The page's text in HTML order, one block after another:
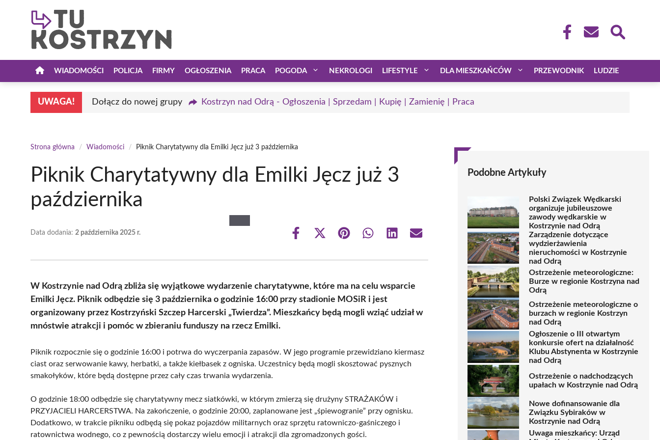
WIADOMOŚCI POLICJA FIRMY OGŁOSZENIA PRACA POGODA NEKROLOGI LIFESTYLE DLA MIESZKAŃCÓW PRZEWODNIK LUDZIE
UWAGA! Dołącz do nowej grupy Kostrzyn nad Odrą - Ogłoszenia | Sprzedam | Kupię | Zamienię | Praca
Strona główna / Wiadomości / Piknik Charytatywny dla Emilki Jęcz już 3 października
Piknik Charytatywny dla Emilki Jęcz już 3
października
Data dodania: 2 października 2025 r.
Share
Share
(Twitter)
Share Share Share Share
W Kostrzynie nad Odrą zbliża się wyjątkowe wydarzenie charytatywne, które ma na celu wsparcie
Emilki Jęcz. Piknik odbędzie się 3 października o godzinie 16:00 przy stadionie MOSiR i jest
organizowany przez Kostrzyński Szczep Harcerski „Twierdza”. Mieszkańcy będą mogli wziąć udział w
mnóstwie atrakcji i pomóc w zbieraniu funduszy na rzecz Emilki.
Piknik rozpocznie się o godzinie 16:00 i potrwa do wyczerpania zapasów. W jego programie przewidziano kiermasz
ciast oraz serwowanie kawy, herbatki, a także kiełbasek z ogniska. Uczestnicy będą mogli skosztować pysznych
smakołyków, które będą dostępne przez cały czas trwania wydarzenia.
O godzinie 18:00 odbędzie się charytatywny mecz siatkówki, w którym zmierzą się drużyny STRAŻAKÓW i
PRZYJACIELI HARCERSTWA. Na zakończenie, o godzinie 20:00, zaplanowane jest „śpiewogranie” przy ognisku.
Dodatkowo, w trakcie pikniku odbędą się pokaz pojazdów militarnych oraz sprzętu ratowniczo-gaśniczego i
ratownictwa wodnego, co z pewnością dostarczy wielu emocji i atrakcji dla zgromadzonych gości.
Podobne Artykuły
Polski Związek Wędkarski
organizuje jubileuszowe
zawody wędkarskie w
Kostrzynie nad Odrą
Zarządzenie dotyczące
wydzierżawienia
nieruchomości w Kostrzynie
nad Odrą
Ostrzeżenie meteorologiczne:
Burze w regionie Kostrzyna nad
Odrą
Ostrzeżenie meteorologiczne o
burzach w regionie Kostrzyn
nad Odrą
Ogłoszenie o III otwartym
konkursie ofert na działalność
Klubu Abstynenta w Kostrzynie
nad Odrą
Ostrzeżenie o nadchodzących
upałach w Kostrzynie nad Odrą
Nowe dofinansowanie dla
Związku Sybiraków w
Kostrzynie nad Odrą
Uwaga mieszkańcy: Urząd